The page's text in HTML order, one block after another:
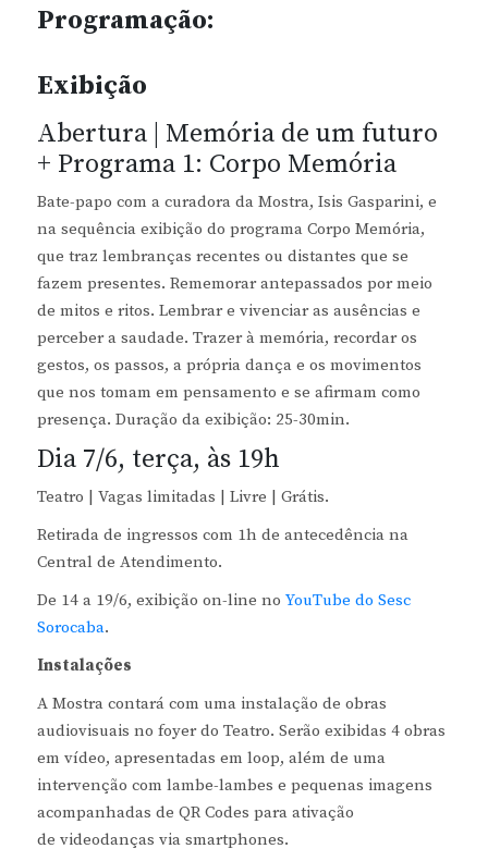
Programação:
Exibição
Abertura | Memória de um futuro
+ Programa 1: Corpo Memória
Bate-papo com a curadora da Mostra, Isis Gasparini, e
na sequência exibição do programa Corpo Memória,
que traz lembranças recentes ou distantes que se
fazem presentes. Rememorar antepassados por meio
de mitos e ritos. Lembrar e vivenciar as ausências e
perceber a saudade. Trazer à memória, recordar os
gestos, os passos, a própria dança e os movimentos
que nos tomam em pensamento e se afirmam como
presença. Duração da exibição: 25-30min.
Dia 7/6, terça, às 19h
Teatro | Vagas limitadas | Livre | Grátis.
Retirada de ingressos com 1h de antecedência na
Central de Atendimento.
De 14 a 19/6, exibição on-line no YouTube do Sesc
Sorocaba.
Instalações
A Mostra contará com uma instalação de obras
audiovisuais no foyer do Teatro. Serão exibidas 4 obras
em vídeo, apresentadas em loop, além de uma
intervenção com lambe-lambes e pequenas imagens
acompanhadas de QR Codes para ativação
de videodanças via smartphones.